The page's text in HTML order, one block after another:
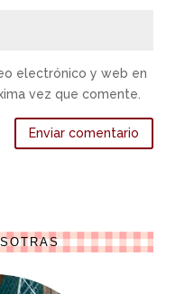
electrónico y web en
vez que comente.